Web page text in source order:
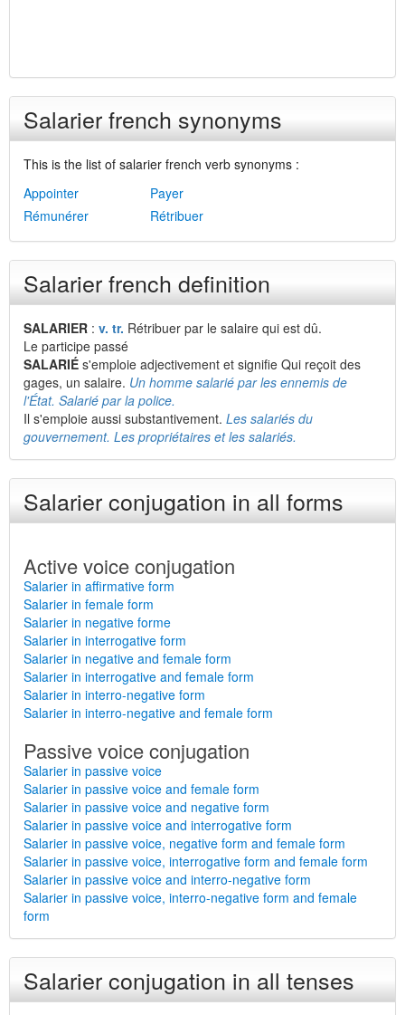
Salarier french synonyms
This is the list of salarier french verb synonyms :
Appointer
Payer
Rémunérer
Rétribuer
Salarier french definition
SALARIER : v. tr. Rétribuer par le salaire qui est dû.
Le participe passé
SALARIÉ s'emploie adjectivement et signifie Qui reçoit des
gages, un salaire. Un homme salarié par les ennemis de
l'État. Salarié par la police.
Il s'emploie aussi substantivement. Les salariés du
gouvernement. Les propriétaires et les salariés.
Salarier conjugation in all forms
Active voice conjugation
Salarier in affirmative form
Salarier in female form
Salarier in negative forme
Salarier in interrogative form
Salarier in negative and female form
Salarier in interrogative and female form
Salarier in interro-negative form
Salarier in interro-negative and female form
Passive voice conjugation
Salarier in passive voice
Salarier in passive voice and female form
Salarier in passive voice and negative form
Salarier in passive voice and interrogative form
Salarier in passive voice, negative form and female form
Salarier in passive voice, interrogative form and female form
Salarier in passive voice and interro-negative form
Salarier in passive voice, interro-negative form and female
form
Salarier conjugation in all tenses